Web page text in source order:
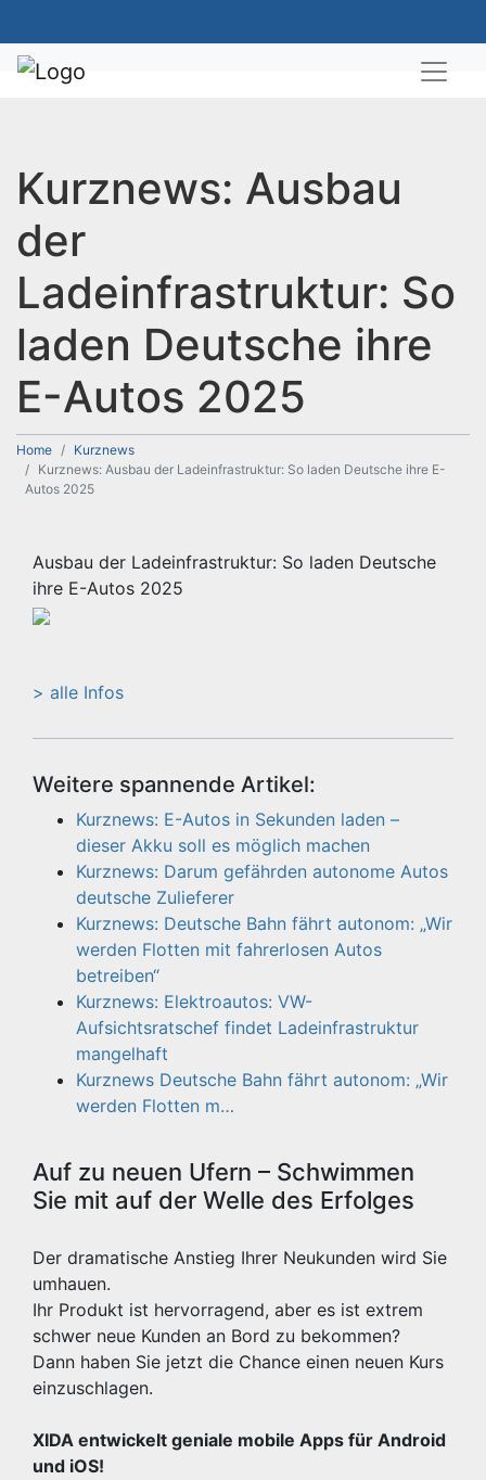
Kurznews: Ausbau
der
Ladeinfrastruktur: So
laden Deutsche ihre
E-Autos 2025
Home
Kurznews
Kurznews: Ausbau der Ladeinfrastruktur: So laden Deutsche ihre E-
Autos 2025
Ausbau der Ladeinfrastruktur: So laden Deutsche
ihre E-Autos 2025
> alle Infos
Weitere spannende Artikel:
Kurznews: E-Autos in Sekunden laden –
dieser Akku soll es möglich machen
Kurznews: Darum gefährden autonome Autos
deutsche Zulieferer
Kurznews: Deutsche Bahn fährt autonom: „Wir
werden Flotten mit fahrerlosen Autos
betreiben“
Kurznews: Elektroautos: VW-
Aufsichtsratschef findet Ladeinfrastruktur
mangelhaft
Kurznews Deutsche Bahn fährt autonom: „Wir
werden Flotten m…
Auf zu neuen Ufern – Schwimmen
Sie mit auf der Welle des Erfolges
Der dramatische Anstieg Ihrer Neukunden wird Sie
umhauen.
Ihr Produkt ist hervorragend, aber es ist extrem
schwer neue Kunden an Bord zu bekommen?
Dann haben Sie jetzt die Chance einen neuen Kurs
einzuschlagen.
XIDA entwickelt geniale mobile Apps für Android
und iOS!